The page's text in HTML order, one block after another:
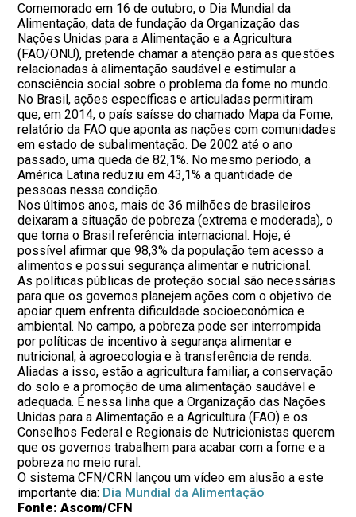
Comemorado em 16 de outubro, o Dia Mundial da
Alimentação, data de fundação da Organização das
Nações Unidas para a Alimentação e a Agricultura
(FAO/ONU), pretende chamar a atenção para as questões
relacionadas à alimentação saudável e estimular a
consciência social sobre o problema da fome no mundo.
No Brasil, ações específicas e articuladas permitiram
que, em 2014, o país saísse do chamado Mapa da Fome,
relatório da FAO que aponta as nações com comunidades
em estado de subalimentação. De 2002 até o ano
passado, uma queda de 82,1%. No mesmo período, a
América Latina reduziu em 43,1% a quantidade de
pessoas nessa condição.
Nos últimos anos, mais de 36 milhões de brasileiros
deixaram a situação de pobreza (extrema e moderada), o
que torna o Brasil referência internacional. Hoje, é
possível afirmar que 98,3% da população tem acesso a
alimentos e possui segurança alimentar e nutricional.
As políticas públicas de proteção social são necessárias
para que os governos planejem ações com o objetivo de
apoiar quem enfrenta dificuldade socioeconômica e
ambiental. No campo, a pobreza pode ser interrompida
por políticas de incentivo à segurança alimentar e
nutricional, à agroecologia e à transferência de renda.
Aliadas a isso, estão a agricultura familiar, a conservação
do solo e a promoção de uma alimentação saudável e
adequada. É nessa linha que a Organização das Nações
Unidas para a Alimentação e a Agricultura (FAO) e os
Conselhos Federal e Regionais de Nutricionistas querem
que os governos trabalhem para acabar com a fome e a
pobreza no meio rural.
O sistema CFN/CRN lançou um vídeo em alusão a este
importante dia: Dia Mundial da Alimentação
Fonte: Ascom/CFN